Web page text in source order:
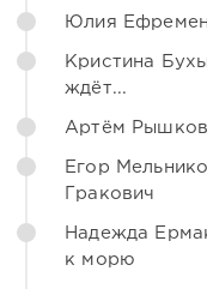
Юлия
Кристина
ждёт...
Артём
Егор
Гракович
Надежда
к морю